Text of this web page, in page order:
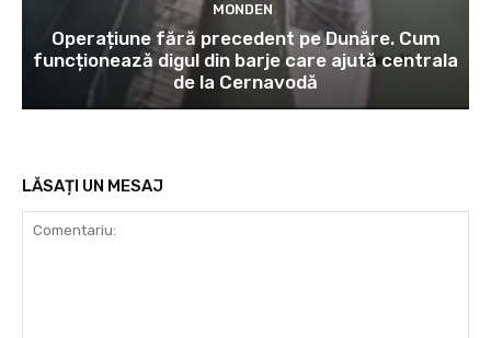
MONDEN
Operațiune fără precedent pe Dunăre. Cum
funcționează digul din barje care ajută centrala
de la Cernavodă
LĂSAȚI UN MESAJ